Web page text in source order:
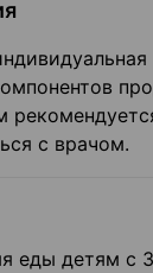
с врачом.
еды детям с